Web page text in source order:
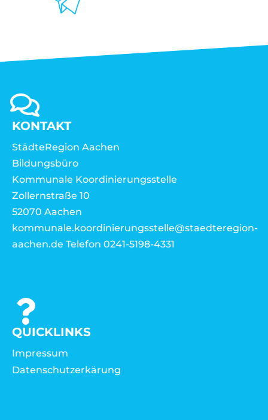
KONTAKT
StädteRegion Aachen
Bildungsbüro
Kommunale Koordinierungsstelle
Zollernstraße 10
52070 Aachen
kommunale.koordinierungsstelle@staedteregion-
aachen.de Telefon 0241-5198-4331
QUICKLINKS
Impressum
Datenschutzerkärung